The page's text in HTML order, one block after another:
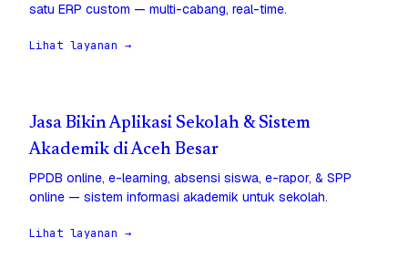
satu ERP custom — multi-cabang, real-time.
Lihat layanan →
Jasa Bikin Aplikasi Sekolah & Sistem
Akademik di Aceh Besar
PPDB online, e-learning, absensi siswa, e-rapor, & SPP
online — sistem informasi akademik untuk sekolah.
Lihat layanan →